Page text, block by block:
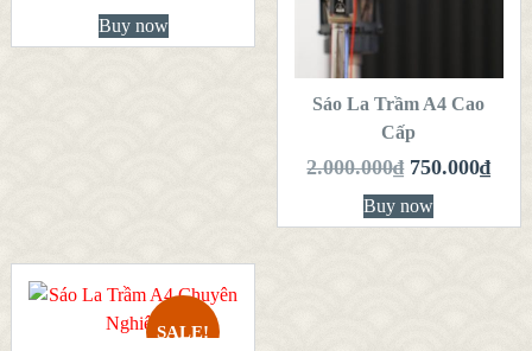
VIEW DETAILS
Buy now
VIEW DETAILS
THÊM VÀO
GIỎ HÀNG
Sáo La Trầm A4 Cao
Cấp
2.000.000₫ 750.000₫
Buy now
SALE!
THÊM VÀO
GIỎ HÀNG